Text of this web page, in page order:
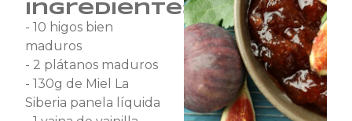
Ingredientes
- 10 higos bien
maduros
- 2 plátanos maduros
- 130g de Miel La
Siberia panela líquida